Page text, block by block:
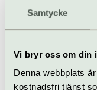
Samtycke
Vi bryr oss om din
Denna webbplats
kostnadsfri tjänst